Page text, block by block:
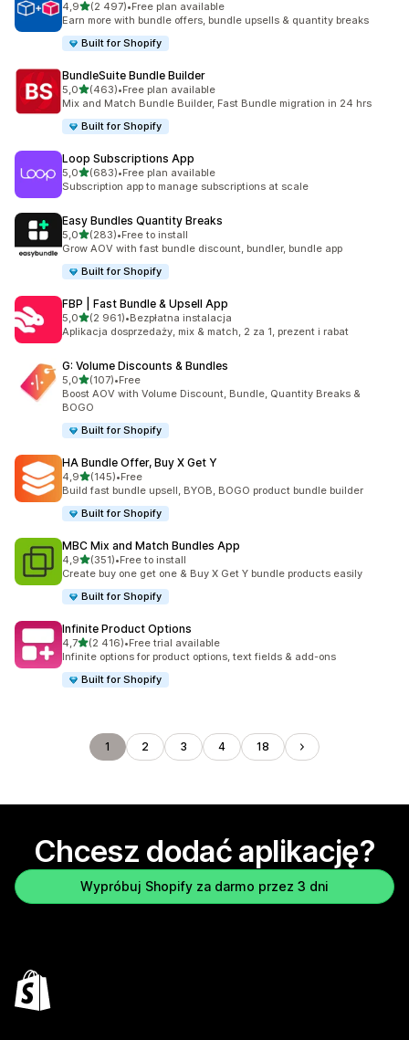
4,9na 5 gwiazdek
(2 497)
Łączna liczba recenzji: 2497
•Free plan available
Earn more with bundle offers, bundle upsells & quantity breaks
Built for Shopify
BundleSuite Bundle Builder
5,0na 5 gwiazdek
(463)
Łączna liczba recenzji: 463
•Free plan available
Mix and Match Bundle Builder, Fast Bundle migration in 24 hrs
Built for Shopify
Loop Subscriptions App
5,0na 5 gwiazdek
(683)
Łączna liczba recenzji: 683
•Free plan available
Subscription app to manage subscriptions at scale
Easy Bundles Quantity Breaks
5,0na 5 gwiazdek
(283)
Łączna liczba recenzji: 283
•Free to install
Grow AOV with fast bundle discount, bundler, bundle app
Built for Shopify
FBP | Fast Bundle & Upsell App
5,0na 5 gwiazdek
(2 961)
Łączna liczba recenzji: 2961
•Bezpłatna instalacja
Aplikacja dosprzedaży, mix & match, 2 za 1, prezent i rabat
G: Volume Discounts & Bundles
5,0na 5 gwiazdek
(107)
Łączna liczba recenzji: 107
•Free
Boost AOV with Volume Discount, Bundle, Quantity Breaks &
BOGO
Built for Shopify
HA Bundle Offer, Buy X Get Y
4,9na 5 gwiazdek
(145)
Łączna liczba recenzji: 145
•Free
Build fast bundle upsell, BYOB, BOGO product bundle builder
Built for Shopify
MBC Mix and Match Bundles App
4,9na 5 gwiazdek
(351)
Łączna liczba recenzji: 351
•Free to install
Create buy one get one & Buy X Get Y bundle products easily
Built for Shopify
Infinite Product Options
4,7na 5 gwiazdek
(2 416)
Łączna liczba recenzji: 2416
•Free trial available
Infinite options for product options, text fields & add-ons
Built for Shopify
1 2 3 4 18
Chcesz dodać aplikację?
Wypróbuj Shopify za darmo przez 3 dni